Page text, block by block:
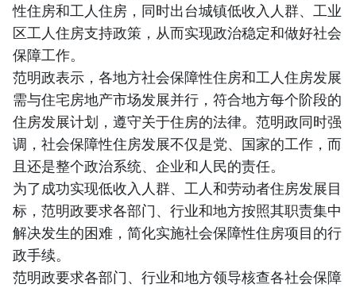
性住房和工人住房，同时出台城镇低收入人群、工业
区工人住房支持政策，从而实现政治稳定和做好社会
保障工作。
范明政表示，各地方社会保障性住房和工人住房发展
需与住宅房地产市场发展并行，符合地方每个阶段的
住房发展计划，遵守关于住房的法律。范明政同时强
调，社会保障性住房发展不仅是党、国家的工作，而
且还是整个政治系统、企业和人民的责任。
为了成功实现低收入人群、工人和劳动者住房发展目
标，范明政要求各部门、行业和地方按照其职责集中
解决发生的困难，简化实施社会保障性住房项目的行
政手续。
范明政要求各部门、行业和地方领导核查各社会保障